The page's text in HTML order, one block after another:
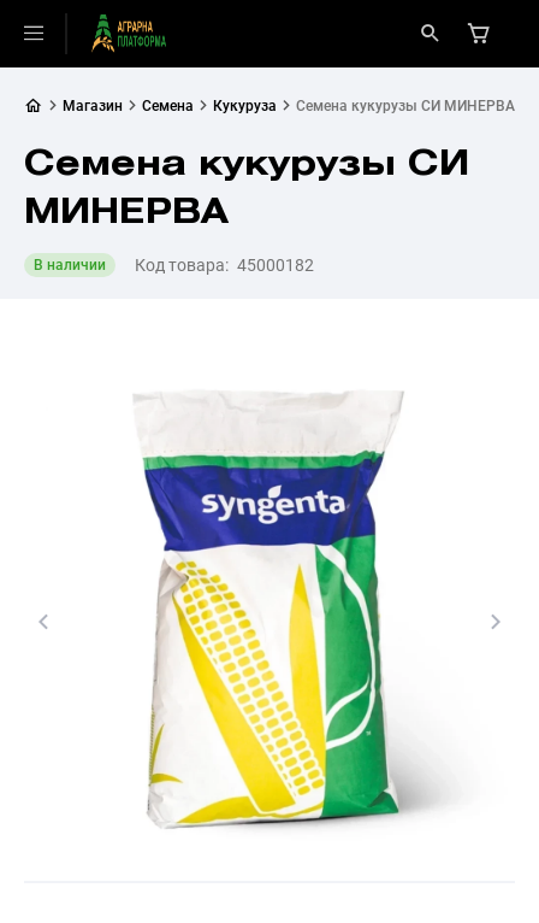
Магазин Семена Кукуруза Семена кукурузы СИ МИНЕРВА
Семена кукурузы СИ
МИНЕРВА
В наличии Код товара: 45000182